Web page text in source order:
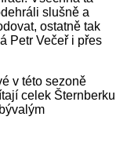
slušně a
ostatně tak
Petr Večeř i přes
v této sezoně
celek Šternberku